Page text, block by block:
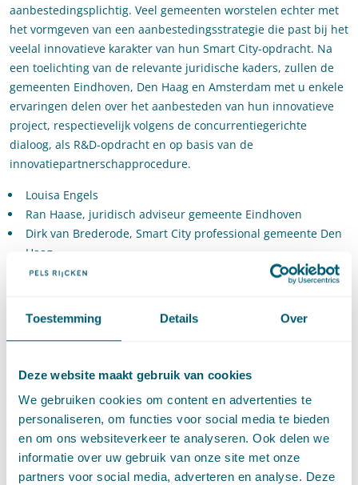
Toestemming Details Over
Deze website maakt gebruik van cookies
We gebruiken cookies om content en advertenties te
personaliseren, om functies voor social media te bieden
en om ons websiteverkeer te analyseren. Ook delen we
informatie over uw gebruik van onze site met onze
partners voor social media, adverteren en analyse. Deze
aanbestedingsplichtig. Veel gemeenten worstelen echter met
het vormgeven van een aanbestedingsstrategie die past bij het
veelal innovatieve karakter van hun Smart City-opdracht. Na
een toelichting van de relevante juridische kaders, zullen de
gemeenten Eindhoven, Den Haag en Amsterdam met u enkele
ervaringen delen over het aanbesteden van hun innovatieve
project, respectievelijk volgens de concurrentiegerichte
dialoog, als R&D-opdracht en op basis van de
innovatiepartnerschapprocedure.
Louisa Engels
Ran Haase, juridisch adviseur gemeente Eindhoven
Dirk van Brederode, Smart City professional gemeente Den
Haag
Anita Poort, directie Juridische Zaken gemeente Amsterdam
Eindhovense StarterK!t
software op het terrein van Smart City in de Smart City
StarterK!t. Tijdens deze workshop licht Eindhoven de StarterK!t
toe en wordt u uitgedaagd ook uw kennis en ervaring op het
gebied van Smart City te delen. Neem dus uw grootste Smart
City-uitdaging mee zodat we gezamenlijk de StarterK!t verder
kunnen ontwikkelen!